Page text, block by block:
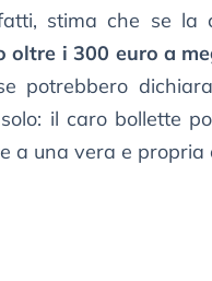
stima che se la
oltre i 300 euro a
potrebbero
il caro bollette
a una vera e propria